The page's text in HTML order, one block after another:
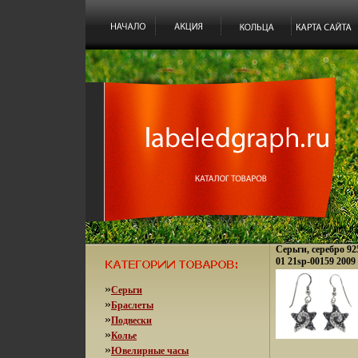
»Серьги
»Браслеты
»Подвески
»Колье
»Ювелирные часы
Серьги, серебро
01 21sp-00159